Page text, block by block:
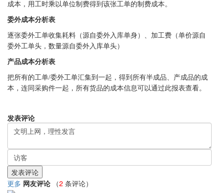
成本，用工时乘以单位制费得到该张工单的制费成本。
委外成本分析表
逐张委外工单收集耗料（源自委外入库单身）、加工费（单价源自
委外工单头，数量源自委外入库单头）
产品成本分析表
把所有的工单/委外工单汇集到一起，得到所有半成品、产成品的成
本，连同采购件一起，所有货品的成本信息可以通过此报表查看。
发表评论
更多 网友评论 （2 条评论）